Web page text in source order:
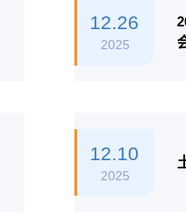
12.26
2025
12.10
2025